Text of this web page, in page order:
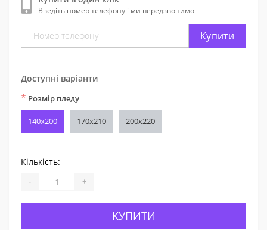
Введіть номер телефону і ми передзвонимо
Купити
Доступні варіанти
* Розмір пледу
140x200 170х210 200х220
Кількість:
- +
КУПИТИ